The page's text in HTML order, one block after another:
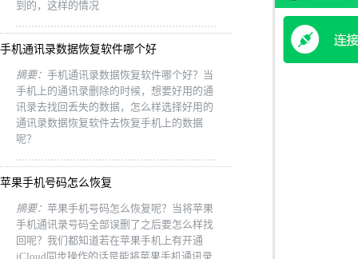
到的，这样的情况
手机通讯录数据恢复软件哪个好
摘要： 手机通讯录数据恢复软件哪个好？当
手机上的通讯录删除的时候，想要好用的通
讯录去找回丢失的数据，怎么样选择好用的
通讯录数据恢复软件去恢复手机上的数据
呢？
苹果手机号码怎么恢复
摘要： 苹果手机号码怎么恢复呢？当将苹果
手机通讯录号码全部误删了之后要怎么样找
回呢？我们都知道若在苹果手机上有开通
iCloud同步操作的话是能将苹果手机通讯录